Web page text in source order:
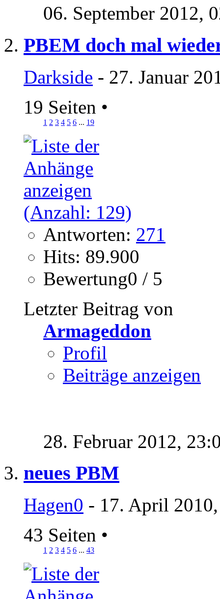
06. September 2012,
PBEM doch mal
Darkside - 27. Januar
19 Seiten •
1 2 3 4 5 6 ... 19
Antworten: 271
Hits: 89.900
Bewertung0 / 5
Letzter Beitrag von
Armageddon
Profil
Beiträge anzeigen
28. Februar 2012,
neues PBM
Hagen0 - 17. April
43 Seiten •
1 2 3 4 5 6 ... 43